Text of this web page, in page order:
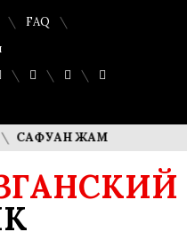
FAQ
ЖАМПЕИСОВ: «МЫ